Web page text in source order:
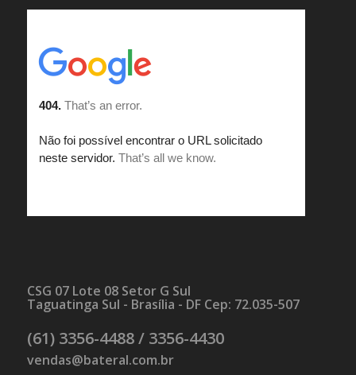
CSG 07 Lote 08 Setor G Sul
Taguatinga Sul - Brasília - DF Cep: 72.035-507
(61) 3356-4488 / 3356-4430
vendas@bateral.com.br